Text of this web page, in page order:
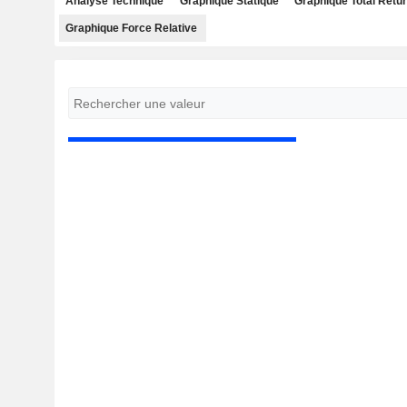
Graphique Force Relative